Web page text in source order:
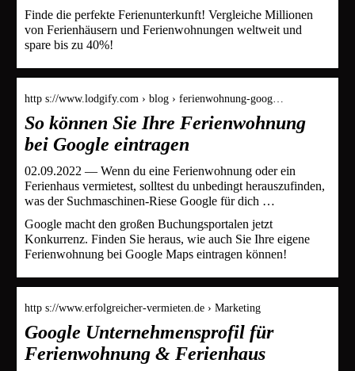
Finde die perfekte Ferienunterkunft! Vergleiche Millionen
von Ferienhäusern und Ferienwohnungen weltweit und
spare bis zu 40%!
http s://www.lodgify.com › blog › ferienwohnung-goog…
So können Sie Ihre Ferienwohnung
bei Google eintragen
02.09.2022 — Wenn du eine Ferienwohnung oder ein
Ferienhaus vermietest, solltest du unbedingt herauszufinden,
was der Suchmaschinen-Riese Google für dich …
Google macht den großen Buchungsportalen jetzt
Konkurrenz. Finden Sie heraus, wie auch Sie Ihre eigene
Ferienwohnung bei Google Maps eintragen können!
http s://www.erfolgreicher-vermieten.de › Marketing
Google Unternehmensprofil für
Ferienwohnung & Ferienhaus